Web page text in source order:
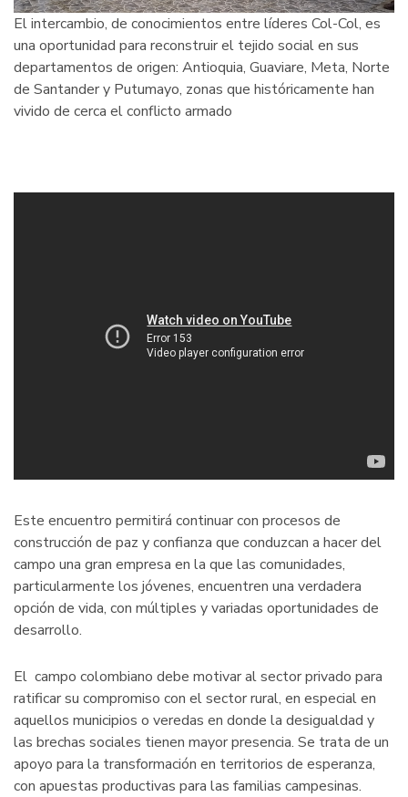
El intercambio, de conocimientos entre líderes Col-Col, es
una oportunidad para reconstruir el tejido social en sus
departamentos de origen: Antioquia, Guaviare, Meta, Norte
de Santander y Putumayo, zonas que históricamente han
vivido de cerca el conflicto armado
Este encuentro permitirá continuar con procesos de
construcción de paz y confianza que conduzcan a hacer del
campo una gran empresa en la que las comunidades,
particularmente los jóvenes, encuentren una verdadera
opción de vida, con múltiples y variadas oportunidades de
desarrollo.
El campo colombiano debe motivar al sector privado para
ratificar su compromiso con el sector rural, en especial en
aquellos municipios o veredas en donde la desigualdad y
las brechas sociales tienen mayor presencia. Se trata de un
apoyo para la transformación en territorios de esperanza,
con apuestas productivas para las familias campesinas.